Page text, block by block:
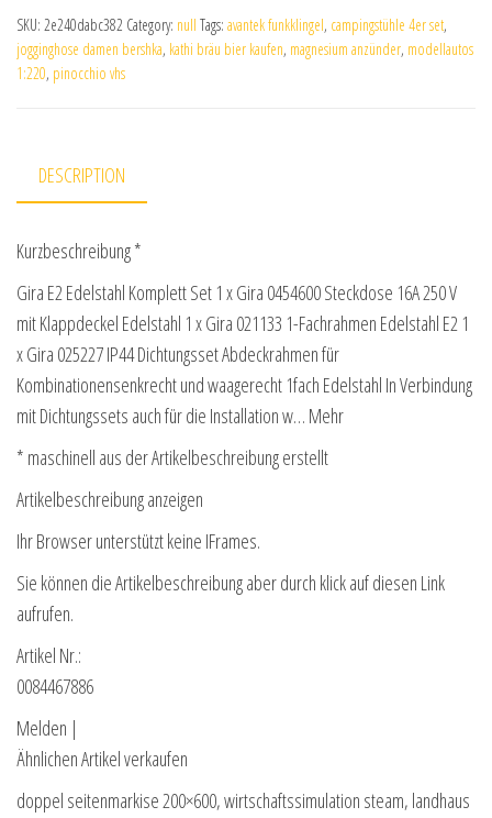
SKU: 2e240dabc382 Category: null Tags: avantek funkklingel, campingstühle 4er set,
jogginghose damen bershka, kathi bräu bier kaufen, magnesium anzünder, modellautos
1:220, pinocchio vhs
DESCRIPTION
Kurzbeschreibung *
Gira E2 Edelstahl Komplett Set 1 x Gira 0454600 Steckdose 16A 250 V
mit Klappdeckel Edelstahl 1 x Gira 021133 1-Fachrahmen Edelstahl E2 1
x Gira 025227 IP44 Dichtungsset Abdeckrahmen für
Kombinationensenkrecht und waagerecht 1fach Edelstahl In Verbindung
mit Dichtungssets auch für die Installation w… Mehr
* maschinell aus der Artikelbeschreibung erstellt
Artikelbeschreibung anzeigen
Ihr Browser unterstützt keine IFrames.
Sie können die Artikelbeschreibung aber durch klick auf diesen Link
aufrufen.
Artikel Nr.:
0084467886
Melden |
Ähnlichen Artikel verkaufen
doppel seitenmarkise 200×600, wirtschaftssimulation steam, landhaus